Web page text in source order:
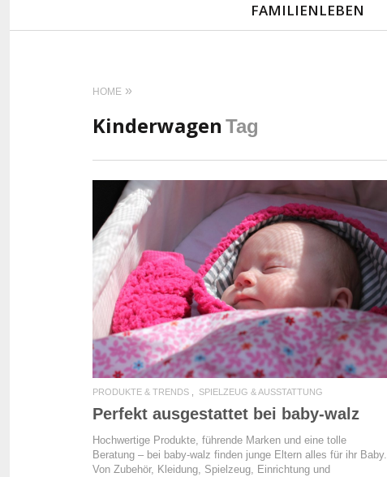
Navigation
FAMILIENLEBEN
HOME
Kinderwagen Tag
READ MORE
PRODUKTE & TRENDS SPIELZEUG & AUSSTATTUNG
Perfekt ausgestattet bei baby-walz
Hochwertige Produkte, führende Marken und eine tolle
Beratung – bei baby-walz finden junge Eltern alles für ihr Baby.
Von Zubehör, Kleidung, Spielzeug, Einrichtung und